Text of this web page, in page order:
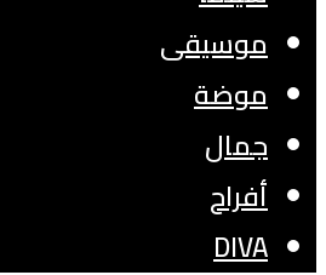
موسيقى
موضة
جمال
أفراح
DIVA